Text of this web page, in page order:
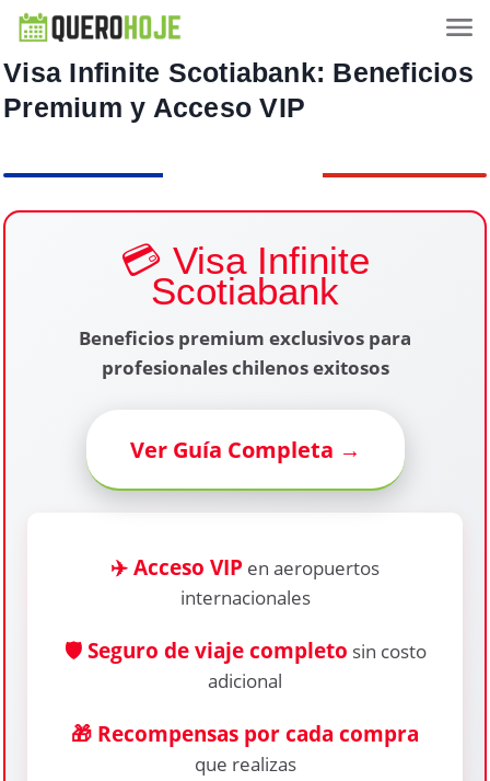
Visa Infinite Scotiabank: Beneficios
Premium y Acceso VIP
💳 Visa Infinite
Scotiabank
Beneficios premium exclusivos para
profesionales chilenos exitosos
Ver Guía Completa →
✈️ Acceso VIP en aeropuertos
internacionales
🛡️ Seguro de viaje completo sin costo
adicional
🎁 Recompensas por cada compra
que realizas